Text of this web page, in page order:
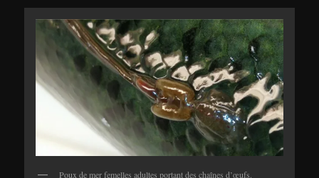
Poux de mer femelles adultes portant des chaînes d’œufs.